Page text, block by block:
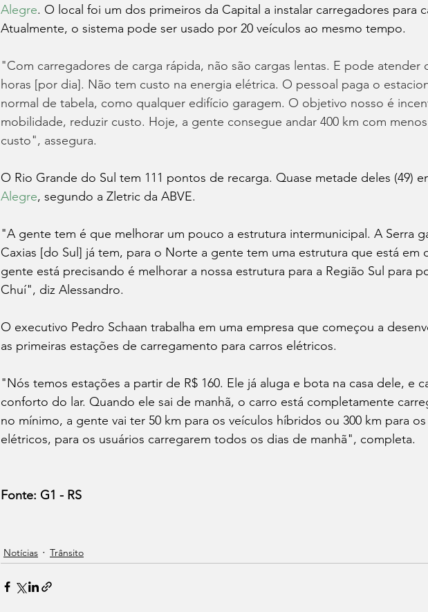
Alegre. O local foi um dos primeiros da Capital a instalar carregadores para
Atualmente, o sistema pode ser usado por 20 veículos ao mesmo tempo.
"Com carregadores de carga rápida, não são cargas lentas. E pode atender
horas [por dia]. Não tem custo na energia elétrica. O pessoal paga o
normal de tabela, como qualquer edifício garagem. O objetivo nosso é
mobilidade, reduzir custo. Hoje, a gente consegue andar 400 km com
custo", assegura.
O Rio Grande do Sul tem 111 pontos de recarga. Quase metade deles (49)
Alegre, segundo a Zletric da ABVE.
"A gente tem é que melhorar um pouco a estrutura intermunicipal. A Serra
Caxias [do Sul] já tem, para o Norte a gente tem uma estrutura que está em
gente está precisando é melhorar a nossa estrutura para a Região Sul para
Chuí", diz Alessandro.
O executivo Pedro Schaan trabalha em uma empresa que começou a
as primeiras estações de carregamento para carros elétricos.
"Nós temos estações a partir de R$ 160. Ele já aluga e bota na casa dele, e
conforto do lar. Quando ele sai de manhã, o carro está completamente
no mínimo, a gente vai ter 50 km para os veículos híbridos ou 300 km para
elétricos, para os usuários carregarem todos os dias de manhã", completa.
Fonte: G1 - RS
Notícias Trânsito